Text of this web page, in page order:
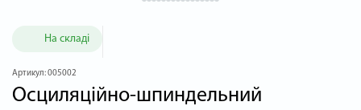
На складі
Артикул:005002
Осциляційно-шпиндельний